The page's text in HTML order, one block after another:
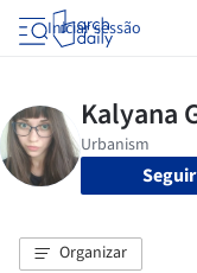
Iniciar sessão
Seguir
Organizar